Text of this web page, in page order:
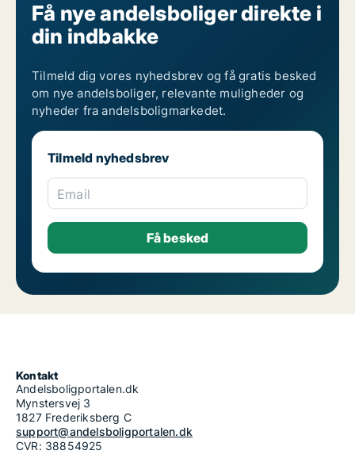
Få nye andelsboliger direkte i
din indbakke
Tilmeld dig vores nyhedsbrev og få gratis besked
om nye andelsboliger, relevante muligheder og
nyheder fra andelsboligmarkedet.
Tilmeld nyhedsbrev
Email
Kontakt
Andelsboligportalen.dk
Mynstersvej 3
1827 Frederiksberg C
support@andelsboligportalen.dk
CVR: 38854925